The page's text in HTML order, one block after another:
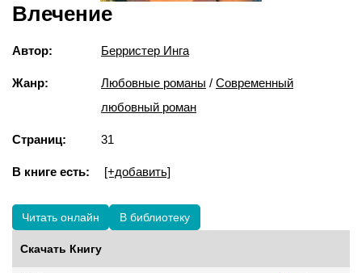
Влечение
Автор: Берристер Инга
Жанр: Любовные романы / Современный
любовный роман
Страниц: 31
В книге есть: [+добавить]
Читать онлайн В библиотеку
Скачать Книгу